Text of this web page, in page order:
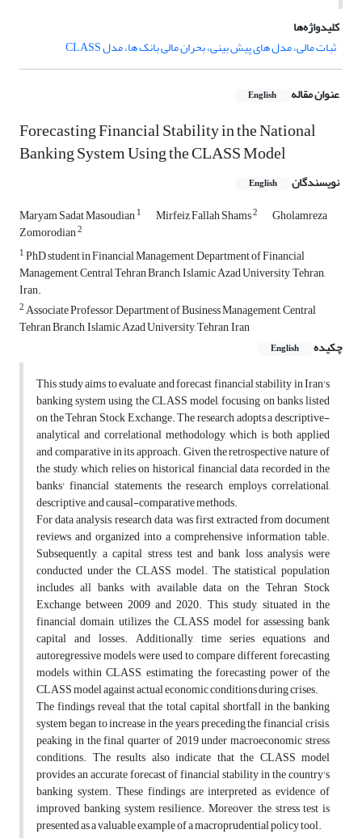
کلیدواژه‌ها
ثبات مالی، مدل های پیش بینی، بحران مالی بانک ها، مدل CLASS
عنوان مقاله English
Forecasting Financial Stability in the National
Banking System Using the CLASS Model
نویسندگان English
Maryam Sadat Masoudian1 Mirfeiz Fallah Shams2 Gholamreza
Zomorodian2
1PhD student in Financial Management, Department of Financial
Management, Central Tehran Branch, Islamic Azad University, Tehran,
Iran.
2Associate Professor, Department of Business Management, Central
Tehran Branch, Islamic Azad University, Tehran, Iran
چکیده
English
This study aims to evaluate and forecast financial stability in Iran's
banking system using the CLASS model, focusing on banks listed
on the Tehran Stock Exchange. The research adopts a descriptive-
analytical and correlational methodology, which is both applied
and comparative in its approach. Given the retrospective nature of
the study, which relies on historical financial data recorded in the
banks' financial statements, the research employs correlational,
descriptive, and causal-comparative methods.
For data analysis, research data was first extracted from document
reviews and organized into a comprehensive information table.
Subsequently, a capital stress test and bank loss analysis were
conducted under the CLASS model. The statistical population
includes all banks with available data on the Tehran Stock
Exchange between 2009 and 2020. This study, situated in the
financial domain, utilizes the CLASS model for assessing bank
capital and losses. Additionally, time series equations and
autoregressive models were used to compare different forecasting
models within CLASS, estimating the forecasting power of the
CLASS model against actual economic conditions during crises.
The findings reveal that the total capital shortfall in the banking
system began to increase in the years preceding the financial crisis,
peaking in the final quarter of 2019 under macroeconomic stress
conditions. The results also indicate that the CLASS model
provides an accurate forecast of financial stability in the country's
banking system. These findings are interpreted as evidence of
improved banking system resilience. Moreover, the stress test is
presented as a valuable example of a macroprudential policy tool.